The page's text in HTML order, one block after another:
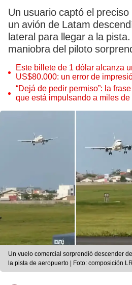
Un usuario captó el
un avión de Latam
lateral para llegar a la
maniobra del piloto
Este billete de 1 dólar alcanza
US$80.000: un error de
pieza única que hoy buscan
mundo
“Dejá de pedir permiso”: la
que está impulsando a miles
Un vuelo comercial sorprendió descender
la pista de aeropuerto | Foto: composición